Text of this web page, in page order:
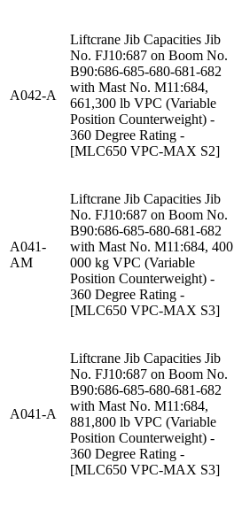
A042-A
Liftcrane Jib Capacities Jib
No. FJ10:687 on Boom No.
B90:686-685-680-681-682
with Mast No. M11:684,
661,300 lb VPC (Variable
Position Counterweight) -
360 Degree Rating -
[MLC650 VPC-MAX S2]
A041-
AM
Liftcrane Jib Capacities Jib
No. FJ10:687 on Boom No.
B90:686-685-680-681-682
with Mast No. M11:684, 400
000 kg VPC (Variable
Position Counterweight) -
360 Degree Rating -
[MLC650 VPC-MAX S3]
A041-A
Liftcrane Jib Capacities Jib
No. FJ10:687 on Boom No.
B90:686-685-680-681-682
with Mast No. M11:684,
881,800 lb VPC (Variable
Position Counterweight) -
360 Degree Rating -
[MLC650 VPC-MAX S3]